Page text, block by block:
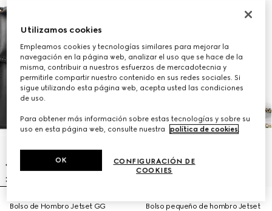
Bolso de Hombro Jetset GG
Bolso pequeño de hombro Jetset
Utilizamos cookies
Empleamos cookies y tecnologías similares para mejorar la
navegación en la página web, analizar el uso que se hace de la
misma, contribuir a nuestros esfuerzos de mercadotecnia y
permitirle compartir nuestro contenido en sus redes sociales. Si
sigue utilizando esta página web, acepta usted las condiciones
de uso.
Para obtener más información sobre estas tecnologías y sobre su
uso en esta página web, consulte nuestra
política de cookies.
CONFIGURACIÓN DE
COOKIES
OK